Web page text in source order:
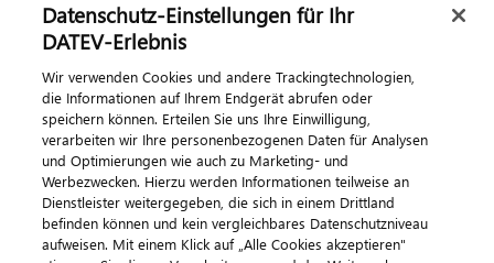
Kontaktieren Sie uns
ImpressumDatenschutzAGB Kontakt
Datenschutz-Einstellungen für Ihr
DATEV-Erlebnis
Wir verwenden Cookies und andere Trackingtechnologien,
die Informationen auf Ihrem Endgerät abrufen oder
speichern können. Erteilen Sie uns Ihre Einwilligung,
verarbeiten wir Ihre personenbezogenen Daten für Analysen
und Optimierungen wie auch zu Marketing- und
Werbezwecken. Hierzu werden Informationen teilweise an
Dienstleister weitergegeben, die sich in einem Drittland
befinden können und kein vergleichbares Datenschutzniveau
aufweisen. Mit einem Klick auf „Alle Cookies akzeptieren"